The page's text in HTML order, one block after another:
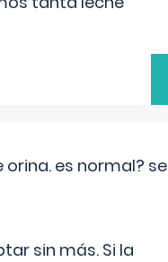
es normal? se
sin más. Si la